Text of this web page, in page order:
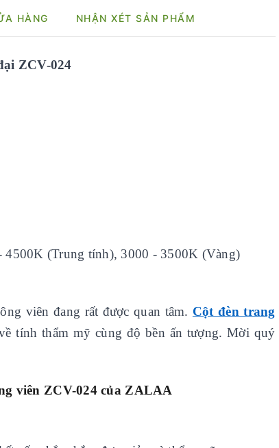
HÀNG NHẬN XÉT SẢN PHẨM
ZCV-024
4500K (Trung tính), 3000 - 3500K (Vàng)
viên đang rất được quan tâm. Cột đèn trang
tính thẩm mỹ cùng độ bền ấn tượng. Mời quý
viên ZCV-024 của ZALAA